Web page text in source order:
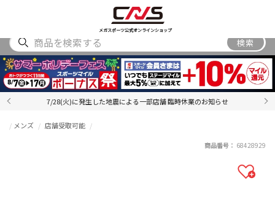
メガスポーツ公式オンラインショップ
ACCESSORY
検索
7/28(火)に発生した地震による一部店舗 臨時休業のお知らせ
メンズ 店舗受取可能
商品番号： 68428929